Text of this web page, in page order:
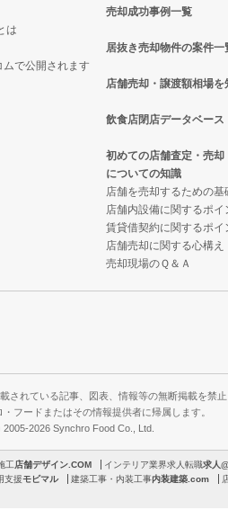
は
で公開されます
売却成功事例一覧
居抜き売却物件の案件一
店舗売却・譲渡額相場を
飲食店閉店データベース
初めての店舗査定・売却
についての知識
店舗を売却するための基
店舗内設備に関するポイ
賃貸借契約に関するポイ
店舗売却に関する心構え
売却現場のＱ＆Ａ
されている記事、図表、情報等の無断掲載を禁止
フードまたはその情報提供者に帰属します。
2026 Synchro Food Co., Ltd.
工店舗デザイン.COM インテリア業界求人転職求人
支援モビマル 建築工事・内装工事内装建築.com